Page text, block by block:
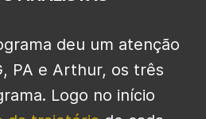
deu um atenção
PA e Arthur, os três
Logo no início